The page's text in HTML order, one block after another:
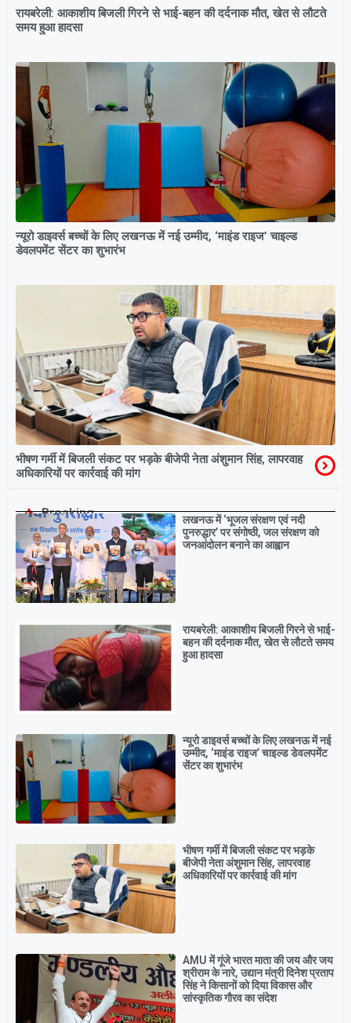
रायबरेली: आकाशीय बिजली गिरने से भाई-बहन की दर्दनाक मौत, खेत से लौटते
समय हुआ हादसा
न्यूरो डाइवर्स बच्चों के लिए लखनऊ में नई उम्मीद, ‘माइंड राइज’ चाइल्ड
डेवलपमेंट सेंटर का शुभारंभ
भीषण गर्मी में बिजली संकट पर भड़के बीजेपी नेता अंशुमान सिंह, लापरवाह
अधिकारियों पर कार्रवाई की मांग
Breaking
लखनऊ में ‘भूजल संरक्षण एवं नदी
पुनरुद्धार’ पर संगोष्ठी, जल संरक्षण को
जनआंदोलन बनाने का आह्वान
रायबरेली: आकाशीय बिजली गिरने से भाई-
बहन की दर्दनाक मौत, खेत से लौटते समय
हुआ हादसा
न्यूरो डाइवर्स बच्चों के लिए लखनऊ में नई
उम्मीद, ‘माइंड राइज’ चाइल्ड डेवलपमेंट
सेंटर का शुभारंभ
भीषण गर्मी में बिजली संकट पर भड़के
बीजेपी नेता अंशुमान सिंह, लापरवाह
अधिकारियों पर कार्रवाई की मांग
AMU में गूंजे भारत माता की जय और जय
श्रीराम के नारे, उद्यान मंत्री दिनेश प्रताप
सिंह ने किसानों को दिया विकास और
सांस्कृतिक गौरव का संदेश